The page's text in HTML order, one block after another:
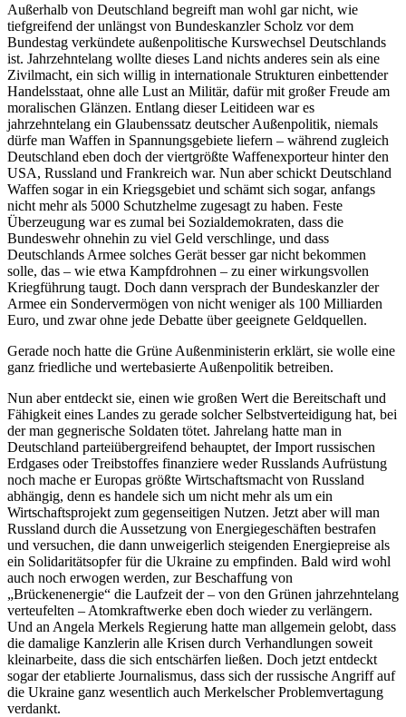
Außerhalb von Deutschland begreift man wohl gar nicht, wie
tiefgreifend der unlängst von Bundeskanzler Scholz vor dem
Bundestag verkündete außenpolitische Kurswechsel Deutschlands
ist. Jahrzehntelang wollte dieses Land nichts anderes sein als eine
Zivilmacht, ein sich willig in internationale Strukturen einbettender
Handelsstaat, ohne alle Lust an Militär, dafür mit großer Freude am
moralischen Glänzen. Entlang dieser Leitideen war es
jahrzehntelang ein Glaubenssatz deutscher Außenpolitik, niemals
dürfe man Waffen in Spannungsgebiete liefern – während zugleich
Deutschland eben doch der viertgrößte Waffenexporteur hinter den
USA, Russland und Frankreich war. Nun aber schickt Deutschland
Waffen sogar in ein Kriegsgebiet und schämt sich sogar, anfangs
nicht mehr als 5000 Schutzhelme zugesagt zu haben. Feste
Überzeugung war es zumal bei Sozialdemokraten, dass die
Bundeswehr ohnehin zu viel Geld verschlinge, und dass
Deutschlands Armee solches Gerät besser gar nicht bekommen
solle, das – wie etwa Kampfdrohnen – zu einer wirkungsvollen
Kriegführung taugt. Doch dann versprach der Bundeskanzler der
Armee ein Sondervermögen von nicht weniger als 100 Milliarden
Euro, und zwar ohne jede Debatte über geeignete Geldquellen.
Gerade noch hatte die Grüne Außenministerin erklärt, sie wolle eine
ganz friedliche und wertebasierte Außenpolitik betreiben.
Nun aber entdeckt sie, einen wie großen Wert die Bereitschaft und
Fähigkeit eines Landes zu gerade solcher Selbstverteidigung hat, bei
der man gegnerische Soldaten tötet. Jahrelang hatte man in
Deutschland parteiübergreifend behauptet, der Import russischen
Erdgases oder Treibstoffes finanziere weder Russlands Aufrüstung
noch mache er Europas größte Wirtschaftsmacht von Russland
abhängig, denn es handele sich um nicht mehr als um ein
Wirtschaftsprojekt zum gegenseitigen Nutzen. Jetzt aber will man
Russland durch die Aussetzung von Energiegeschäften bestrafen
und versuchen, die dann unweigerlich steigenden Energiepreise als
ein Solidaritätsopfer für die Ukraine zu empfinden. Bald wird wohl
auch noch erwogen werden, zur Beschaffung von
„Brückenenergie“ die Laufzeit der – von den Grünen jahrzehntelang
verteufelten – Atomkraftwerke eben doch wieder zu verlängern.
Und an Angela Merkels Regierung hatte man allgemein gelobt, dass
die damalige Kanzlerin alle Krisen durch Verhandlungen soweit
kleinarbeite, dass die sich entschärfen ließen. Doch jetzt entdeckt
sogar der etablierte Journalismus, dass sich der russische Angriff auf
die Ukraine ganz wesentlich auch Merkelscher Problemvertagung
verdankt.